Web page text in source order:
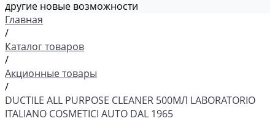
другие новые возможности
Главная
/
Каталог товаров
/
Акционные товары
/
DUCTILE ALL PURPOSE CLEANER 500МЛ LABORATORIO
ITALIANO COSMETICI AUTO DAL 1965